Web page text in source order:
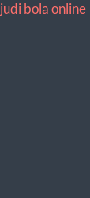
judi bola online